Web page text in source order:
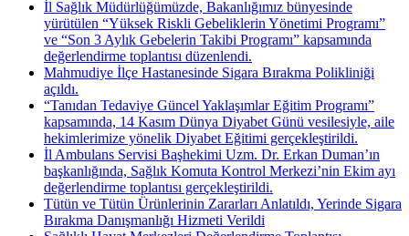
İl Sağlık Müdürlüğümüzde, Bakanlığımız bünyesinde
yürütülen “Yüksek Riskli Gebeliklerin Yönetimi Programı”
ve “Son 3 Aylık Gebelerin Takibi Programı” kapsamında
değerlendirme toplantısı düzenlendi.
Mahmudiye İlçe Hastanesinde Sigara Bırakma Polikliniği
açıldı.
“Tanıdan Tedaviye Güncel Yaklaşımlar Eğitim Programı”
kapsamında, 14 Kasım Dünya Diyabet Günü vesilesiyle, aile
hekimlerimize yönelik Diyabet Eğitimi gerçekleştirildi.
İl Ambulans Servisi Başhekimi Uzm. Dr. Erkan Duman’ın
başkanlığında, Sağlık Komuta Kontrol Merkezi’nin Ekim ayı
değerlendirme toplantısı gerçekleştirildi.
Tütün ve Tütün Ürünlerinin Zararları Anlatıldı, Yerinde Sigara
Bırakma Danışmanlığı Hizmeti Verildi